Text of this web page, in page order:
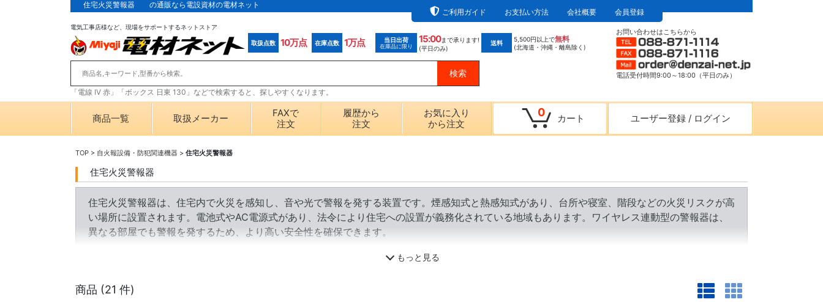
住宅火災警報器 の通販なら電設資材の電材ネット
ご利用ガイド
お支払い方法 会社概要 会員登録
電気工事店様など、現場をサポートするネットストア
取扱点数 10万点 在庫点数 1万点 当日出荷
在庫品に限り
15:00まで承ります!
(平日のみ)
送料 5,500円以上で無料
(北海道・沖縄・離島除く)
「電線 IV 赤」「ボックス 日東 130」などで検索すると、探しやすくなります。
お問い合わせはこちらから
電話受付時間9:00～18:00（平日のみ）
商品一覧 取扱メーカー
FAXで
注文
履歴から
注文
お気に入り
から注文
0 カート ユーザー登録 / ログイン
TOP > 自火報設備・防犯関連機器 > 住宅火災警報器
住宅火災警報器
住宅火災警報器は、住宅内で火災を感知し、音や光で警報を発する装置です。煙感知式と熱感知式があり、台所や寝室、階段などの火災リスクが高
い場所に設置されます。電池式やAC電源式があり、法令により住宅への設置が義務化されている地域もあります。ワイヤレス連動型の警報器は、
異なる部屋でも警報を発するため、より高い安全性を確保できます。
もっと見る
商品 (21 件)